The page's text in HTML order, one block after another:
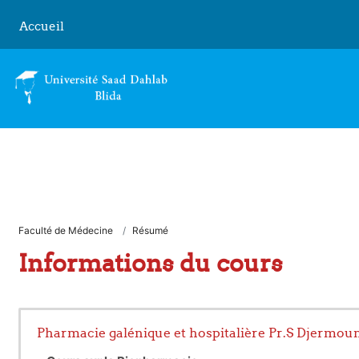
Accueil
Faculté de Médecine Résumé
Informations du cours
Pharmacie galénique et hospitalière Pr.S